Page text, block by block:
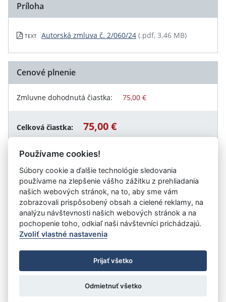
Príloha
TEXT Autorská zmluva č. 2/060/24 (.pdf, 3.46 MB)
Cenové plnenie
Zmluvne dohodnutá čiastka: 75,00 €
Celková čiastka: 75,00 €
Návrat späť
Vystavil:Trnavská univerzita so sídlom v Trnave
Úrad vlády SR
- Všetky práva vyhradené
Prehlásenie o prístupnosti
Zmluvy do 31.12.2010
Nastavenia cookies
: Aglo Solutions
Používame cookies!
Súbory cookie a ďalšie technológie sledovania
používame na zlepšenie vášho zážitku z prehliadania
našich webových stránok, na to, aby sme vám
zobrazovali prispôsobený obsah a cielené reklamy, na
analýzu návštevnosti našich webových stránok a na
pochopenie toho, odkiaľ naši návštevníci prichádzajú.
Zvoliť vlastné nastavenia
Prijať všetko
Odmietnuť všetko